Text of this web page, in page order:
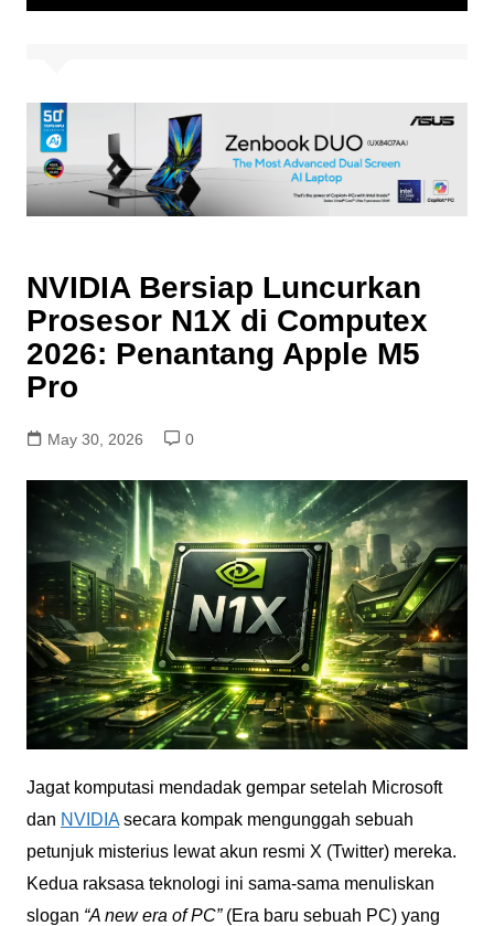
NVIDIA Bersiap Luncurkan
Prosesor N1X di Computex
2026: Penantang Apple M5
Pro
May 30, 2026 0
Jagat komputasi mendadak gempar setelah Microsoft
dan NVIDIAsecara kompak mengunggah sebuah
petunjuk misterius lewat akun resmi X (Twitter) mereka.
Kedua raksasa teknologi ini sama-sama menuliskan
slogan “A new era of PC”(Era baru sebuah PC) yang